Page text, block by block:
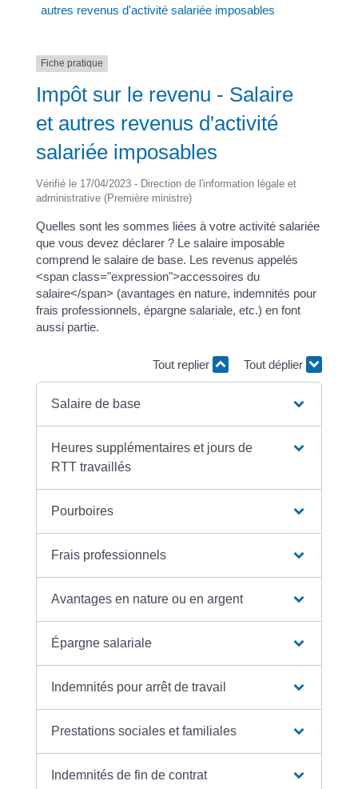
autres revenus d'activité salariée imposables
Fiche pratique
Impôt sur le revenu - Salaire
et autres revenus d'activité
salariée imposables
Vérifié le 17/04/2023 - Direction de l'information légale et
administrative (Première ministre)
Quelles sont les sommes liées à votre activité salariée
que vous devez déclarer ? Le salaire imposable
comprend le salaire de base. Les revenus appelés
<span class="expression">accessoires du
salaire</span> (avantages en nature, indemnités pour
frais professionnels, épargne salariale, etc.) en font
aussi partie.
Tout replier Tout déplier
Salaire de base
Heures supplémentaires et jours de
RTT travaillés
Pourboires
Frais professionnels
Avantages en nature ou en argent
Épargne salariale
Indemnités pour arrêt de travail
Prestations sociales et familiales
Indemnités de fin de contrat